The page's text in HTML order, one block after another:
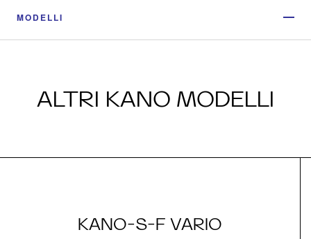
MODELLI
ALTRI KANO MODELLI
KANO-S-F VARIO